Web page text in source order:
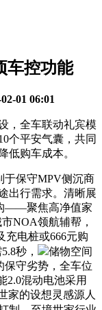
车控功能
01 06:01
全车联动礼宾模
个平安气囊，共同
低购车成本。
保守MPV侧沉商
出行需求。清晰展
——聚焦高净值家
NOA领航辅帮，
充电桩或666元购
秒，
储物空间
保守劣势，全车位
2.0混动电池采用
家的设想灵感源人